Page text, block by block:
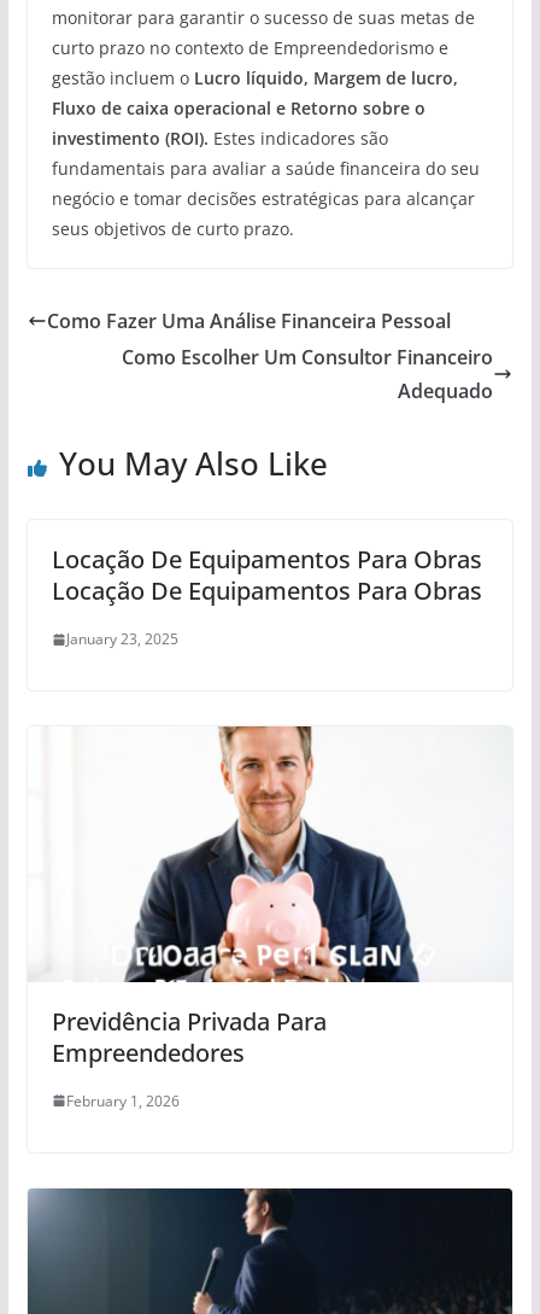
monitorar para garantir o sucesso de suas metas de
curto prazo no contexto de Empreendedorismo e
gestão incluem o Lucro líquido, Margem de lucro,
Fluxo de caixa operacional e Retorno sobre o
investimento (ROI). Estes indicadores são
fundamentais para avaliar a saúde financeira do seu
negócio e tomar decisões estratégicas para alcançar
seus objetivos de curto prazo.
Como Fazer Uma Análise Financeira Pessoal
Como Escolher Um Consultor Financeiro
Adequado
You May Also Like
Locação De Equipamentos Para Obras
Locação De Equipamentos Para Obras
January 23, 2025
Previdência Privada Para
Empreendedores
February 1, 2026